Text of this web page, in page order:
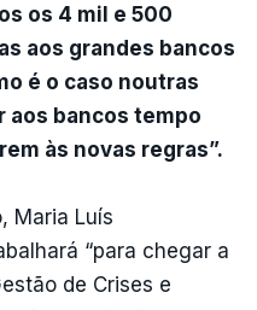
os 4 mil e 500
aos grandes bancos
é o caso noutras
aos bancos tempo
às novas regras”.
Maria Luís
“para chegar a
de Crises e